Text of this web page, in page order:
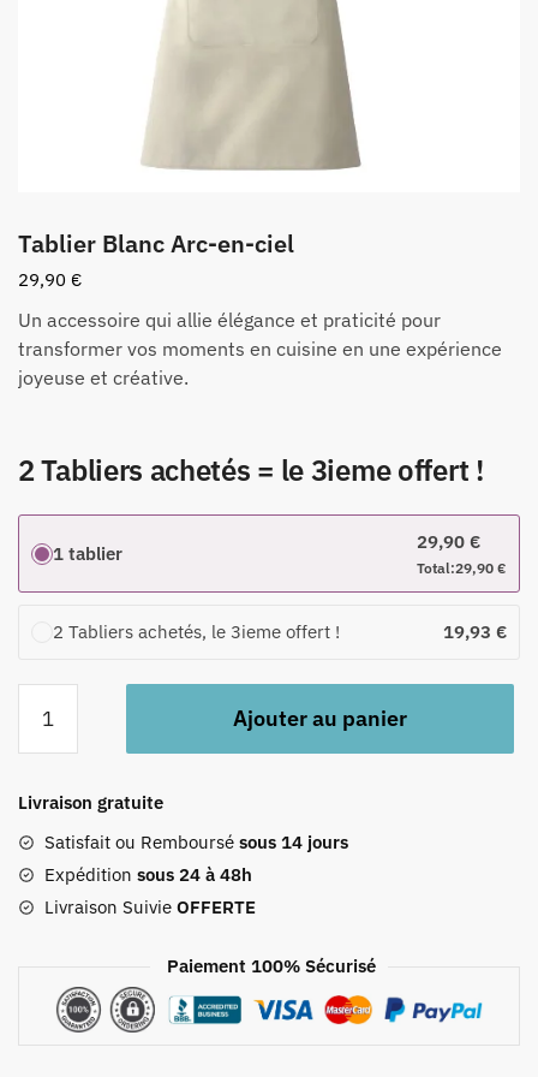
Tablier Blanc Arc-en-ciel
29,90 €
Un accessoire qui allie élégance et praticité pour
transformer vos moments en cuisine en une expérience
joyeuse et créative.
2 Tabliers achetés = le 3ieme offert !
1 tablier 29,90 €
Total:29,90 €
2 Tabliers achetés, le 3ieme offert ! 19,93 €
Tablier
Arc-
en-
ciel
Ajouter au panier
Livraison gratuite
Satisfait ou Remboursé sous 14 jours
Expédition sous 24 à 48h
Livraison Suivie OFFERTE
Paiement 100% Sécurisé